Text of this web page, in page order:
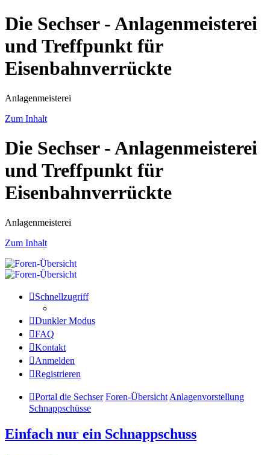
Die Sechser - Anlagenmeisterei
und Treffpunkt für
Eisenbahnverrückte
Anlagenmeisterei
Zum Inhalt
Die Sechser - Anlagenmeisterei
und Treffpunkt für
Eisenbahnverrückte
Anlagenmeisterei
Zum Inhalt
Schnellzugriff
Dunkler Modus
FAQ
Kontakt
Anmelden
Registrieren
Portal die Sechser Foren-Übersicht Anlagenvorstellung
Schnappschüsse
Einfach nur ein Schnappschuss